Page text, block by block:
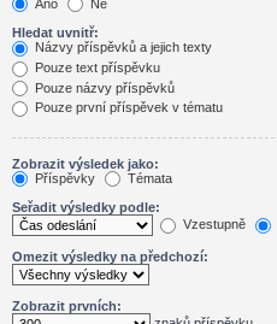
Ano
Ne
Hledat uvnitř:
Názvy příspěvků a jejich texty
Pouze text příspěvku
Pouze názvy příspěvků
Pouze první příspěvek v tématu
Zobrazit výsledek jako:
Příspěvky
Témata
Seřadit výsledky podle:
Vzestupně
Omezit výsledky na předchozí:
Zobrazit prvních: